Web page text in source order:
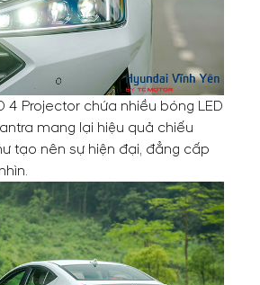
4 Projector chứa nhiều bóng LED
mang lại hiệu quả chiếu
tạo nên sự hiện đại, đẳng cấp